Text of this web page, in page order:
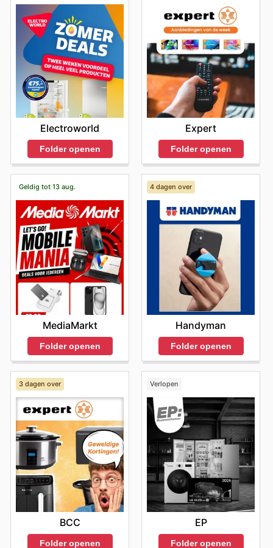
Electroworld
Folder openen
Expert
Folder openen
Geldig tot 13 aug.
MediaMarkt
Folder openen
4 dagen over
Handyman
Folder openen
3 dagen over
BCC
Folder openen
Verlopen
EP
Folder openen